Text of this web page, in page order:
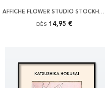
AFFICHE FLOWER STUDIO STOCKHOLM
DÈS 14,95 €